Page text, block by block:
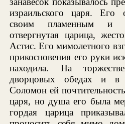
израильского царя. Его
своим пламенным и
отвергнутая царица,
Астис. Его мимолетного
прикосновения его руки
находила. На
дворцовых обедах и в
Соломон ей
царя, но душа его была
гордая царица